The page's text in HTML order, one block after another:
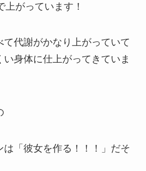
がっています！
て代謝がかなり上がっていて
い身体に仕上がってきていま
は「彼女を作る！！！」だそ